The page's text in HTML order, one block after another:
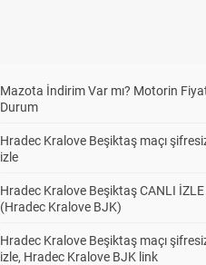
Mazota İndirim Var mı? Motorin
Durum
Hradec Kralove Beşiktaş maçı
izle
Hradec Kralove Beşiktaş CANLI İZLE
(Hradec Kralove BJK)
Hradec Kralove Beşiktaş maçı
izle, Hradec Kralove BJK link